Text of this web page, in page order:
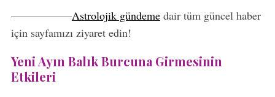
—————–Astrolojik gündemedair tüm güncel haber
için sayfamızı ziyaret edin!
Yeni Ayın Balık Burcuna Girmesinin
Etkileri